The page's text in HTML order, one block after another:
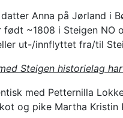
Anna på Jørland i
~1808 i Steigen NO
ut-/innflyttet fra/til
Steigen historielag
med Petternilla
og pike Martha